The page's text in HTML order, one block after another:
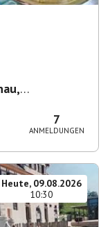
7
ANMELDUNGEN
Heute, 09.08.2026
10:30